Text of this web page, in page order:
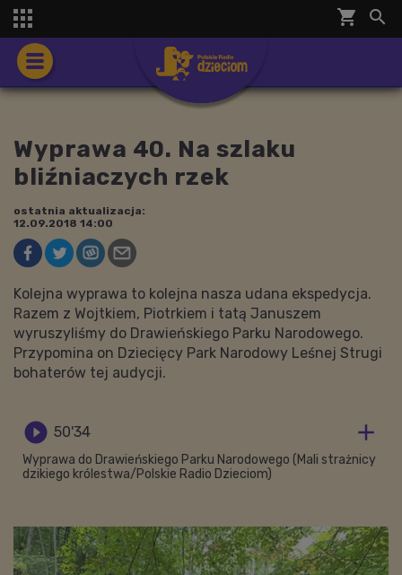
shopping_cart 

Wyprawa 40. Na szlaku
bliźniaczych rzek
ostatnia aktualizacja:
12.09.2018 14:00
Kolejna wyprawa to kolejna nasza udana ekspedycja.
Razem z Wojtkiem, Piotrkiem i tatą Januszem
wyruszyliśmy do Drawieńskiego Parku Narodowego.
Przypomina on Dziecięcy Park Narodowy Leśnej Strugi
bohaterów tej audycji.
 50'34 
Wyprawa do Drawieńskiego Parku Narodowego (Mali strażnicy
dzikiego królestwa/Polskie Radio Dzieciom)